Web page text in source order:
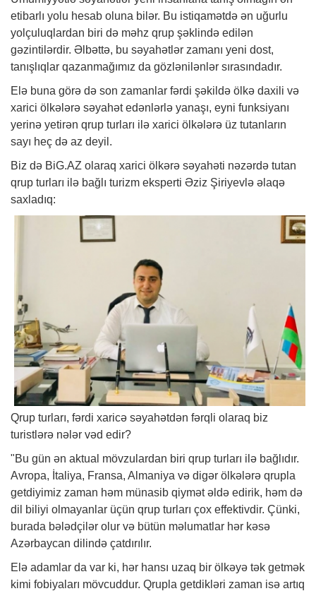
etibarlı yolu hesab oluna bilər. Bu istiqamətdə ən uğurlu
yolçuluqlardan biri də məhz qrup şəklində edilən
gəzintilərdir. Əlbəttə, bu səyahətlər zamanı yeni dost,
tanışlıqlar qazanmağımız da gözlənilənlər sırasındadır.
Elə buna görə də son zamanlar fərdi şəkildə ölkə daxili və
xarici ölkələrə səyahət edənlərlə yanaşı, eyni funksiyanı
yerinə yetirən qrup turları ilə xarici ölkələrə üz tutanların
sayı heç də az deyil.
Biz də BiG.AZ olaraq xarici ölkərə səyahəti nəzərdə tutan
qrup turları ilə bağlı turizm eksperti Əziz Şiriyevlə əlaqə
saxladıq:
Qrup turları, fərdi xaricə səyahətdən fərqli olaraq biz
turistlərə nələr vəd edir?
"Bu gün ən aktual mövzulardan biri qrup turları ilə bağlıdır.
Avropa, İtaliya, Fransa, Almaniya və digər ölkələrə qrupla
getdiyimiz zaman həm münasib qiymət əldə edirik, həm də
dil biliyi olmayanlar üçün qrup turları çox effektivdir. Çünki,
burada bələdçilər olur və bütün məlumatlar hər kəsə
Azərbaycan dilində çatdırılır.
Elə adamlar da var ki, hər hansı uzaq bir ölkəyə tək getmək
kimi fobiyaları mövcuddur. Qrupla getdikləri zaman isə artıq